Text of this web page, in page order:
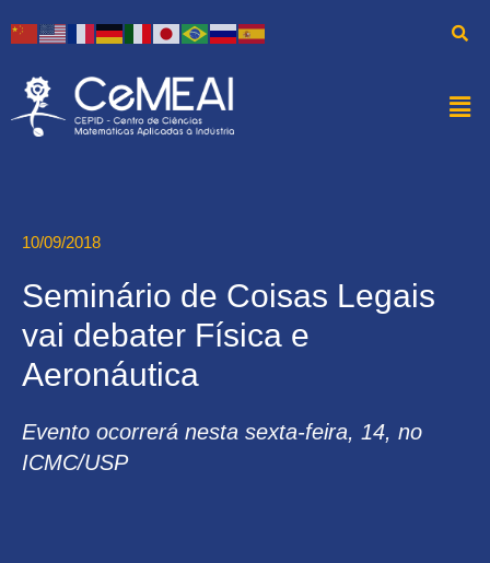
10/09/2018
Seminário de Coisas Legais
vai debater Física e
Aeronáutica
Evento ocorrerá nesta sexta-feira, 14, no
ICMC/USP